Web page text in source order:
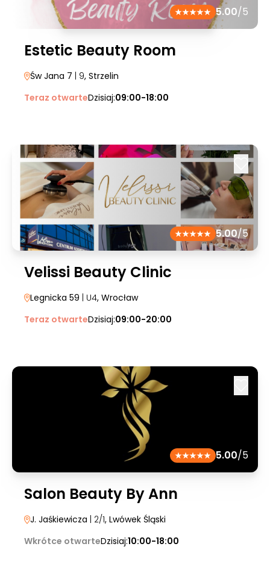
5.00/5
Estetic Beauty Room
Św Jana 7 | 9, Strzelin
Teraz otwarteDzisiaj:09:00-18:00
5.00/5
Velissi Beauty Clinic
Legnicka 59 | U4, Wrocław
Teraz otwarteDzisiaj:09:00-20:00
5.00/5
Salon Beauty By Ann
J. Jaśkiewicza | 2/1, Lwówek Śląski
Wkrótce otwarteDzisiaj:10:00-18:00